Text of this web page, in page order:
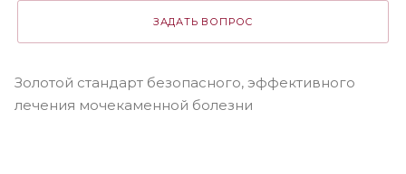
ЗАДАТЬ ВОПРОС
Золотой стандарт безопасного, эффективного
лечения мочекаменной болезни